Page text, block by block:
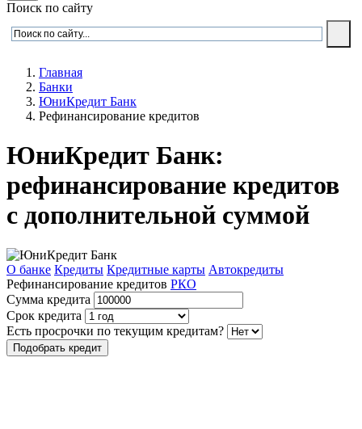
Поиск по сайту
Главная
Банки
ЮниКредит Банк
Рефинансирование кредитов
ЮниКредит Банк:
рефинансирование кредитов
с дополнительной суммой
О банке Кредиты Кредитные карты Автокредиты
Рефинансирование кредитов РКО
Сумма кредита
Срок кредита
Есть просрочки по текущим кредитам?
Подобрать кредит